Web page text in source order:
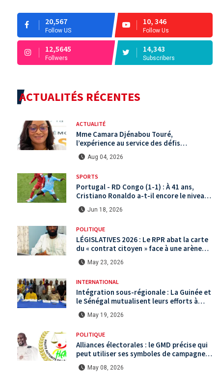
20,567
Follow US
10, 346
Follow Us
12,5645
Follwers
14,343
Subscribers
ACTUALITÉS RÉCENTES
ACTUALITÉ
Mme Camara Djénabou Touré,
l’expérience au service des défis
territoriaux sous la 5ème République
Aug 04, 2026
SPORTS
Portugal - RD Congo (1-1) : À 41 ans,
Cristiano Ronaldo a-t-il encore le niveau
international ?
Jun 18, 2026
POLITIQUE
LÉGISLATIVES 2026 : Le RPR abat la carte
du « contrat citoyen » face à une arène
politique saturée.
May 23, 2026
INTERNATIONAL
Intégration sous-régionale : La Guinée et
le Sénégal mutualisent leurs efforts à
Koundara via le programme RéZo
May 19, 2026
POLITIQUE
Alliances électorales : le GMD précise qui
peut utiliser ses symboles de campagne
avant le scrutin du 31 mai
May 08, 2026